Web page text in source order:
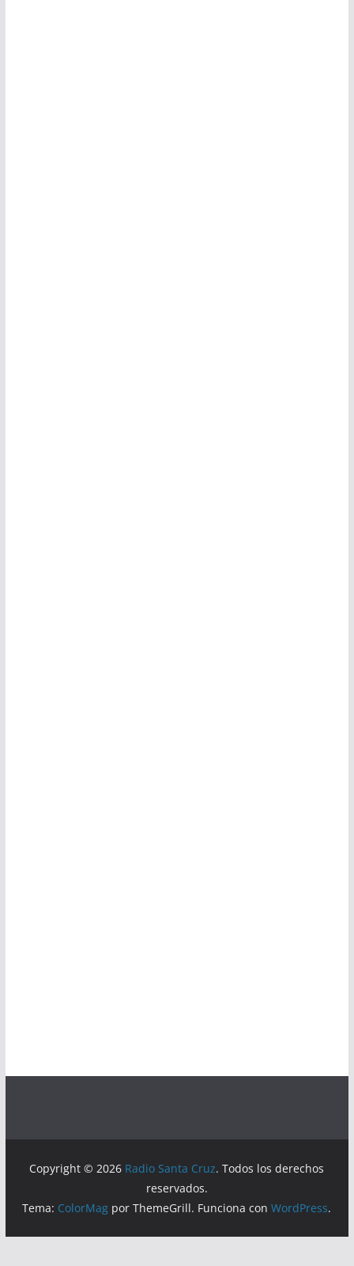
Copyright © 2026 Radio Santa Cruz. Todos los derechos
reservados.
Tema: ColorMag por ThemeGrill. Funciona conWordPress.